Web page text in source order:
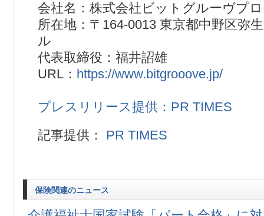
会社名：株式会社ビットグルーヴプ
所在地：〒164-0013 東京都中野区弥
ル
代表取締役：福井詔雄
URL： https://www.bitgrooove.jp/
プレスリリース提供：PR TIMES
記事提供： PR TIMES
保険関連のニュース